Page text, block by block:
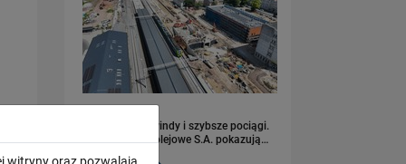
Nowe perony, windy i szybsze pociągi.
Polskie Linie Kolejowe S.A. pokazują…
witryny oraz pozwalają